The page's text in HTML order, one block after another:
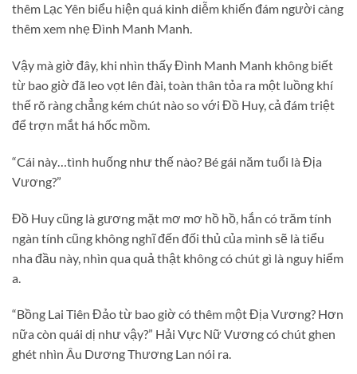
thêm Lạc Yên biểu hiện quá kinh diễm khiến đám người càng
thêm xem nhẹ Đình Manh Manh.
Vậy mà giờ đây, khi nhìn thấy Đình Manh Manh không biết
từ bao giờ đã leo vọt lên đài, toàn thân tỏa ra một luồng khí
thế rõ ràng chẳng kém chút nào so với Đồ Huy, cả đám triệt
để trợn mắt há hốc mồm.
“Cái này…tình huống như thế nào? Bé gái năm tuổi là Địa
Vương?”
Đồ Huy cũng là gương mặt mơ mơ hồ hồ, hắn có trăm tính
ngàn tính cũng không nghĩ đến đối thủ của mình sẽ là tiểu
nha đầu này, nhìn qua quả thật không có chút gì là nguy hiểm
a.
“Bồng Lai Tiên Đảo từ bao giờ có thêm một Địa Vương? Hơn
nữa còn quái dị như vậy?” Hải Vực Nữ Vương có chút ghen
ghét nhìn Âu Dương Thương Lan nói ra.